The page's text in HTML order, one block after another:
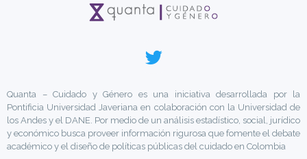
Quanta – Cuidado y Género es una iniciativa desarrollada por la
Pontificia Universidad Javeriana en colaboración con la Universidad de
los Andes y el DANE. Por medio de un análisis estadístico, social, jurídico
y económico busca proveer información rigurosa que fomente el debate
académico y el diseño de políticas públicas del cuidado en Colombia